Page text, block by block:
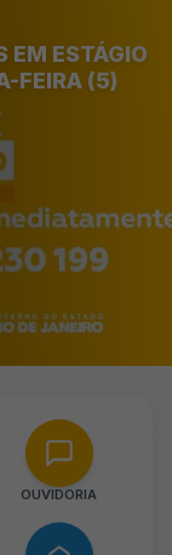
EM ESTÁGIO
FEIRA (5)
OUVIDORIA